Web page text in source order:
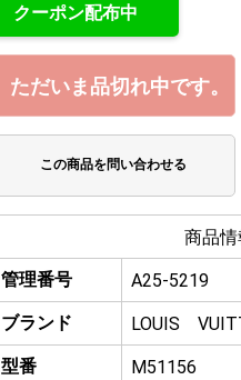
クーポン配布中
ただいま品切れ中です。
この商品を問い合わせる
商品情
管理番号
A25-5219
ブランド
LOUIS
型番
M51156